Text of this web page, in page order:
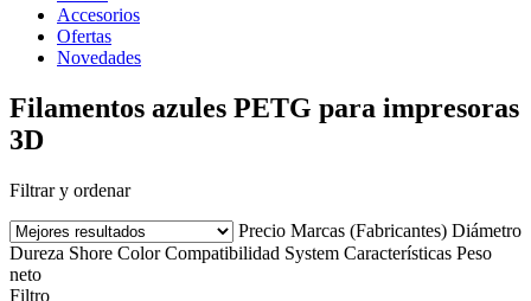
Accesorios
Ofertas
Novedades
Filamentos azules PETG para impresoras
3D
Filtrar y ordenar
Precio Marcas (Fabricantes) Diámetro
Dureza Shore Color Compatibilidad System Características Peso
neto
Filtro